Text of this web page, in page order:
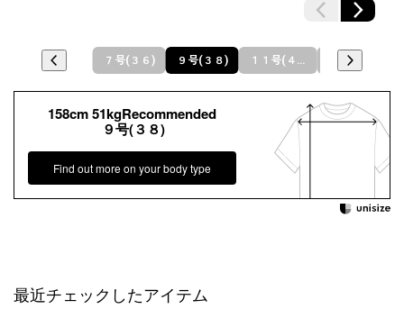
７号(３６) ９号(３８) １１号(４０)
158cm 51kgRecommended
９号(３８)
Find out more on your body type
最近チェックしたアイテム